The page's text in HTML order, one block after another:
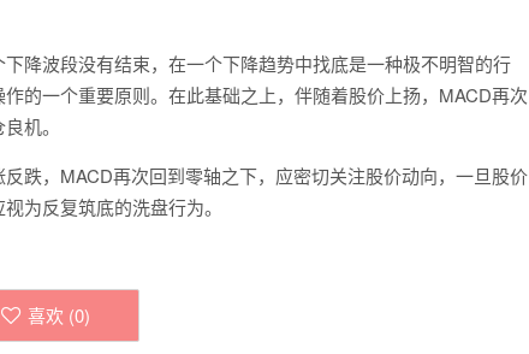
波段没有结束，在一个下降趋势中找底是一种极不明智的行
的一个重要原则。在此基础之上，伴随着股价上扬，MACD再次
机。
，MACD再次回到零轴之下，应密切关注股价动向，一旦股价
为反复筑底的洗盘行为。
喜欢 (0)